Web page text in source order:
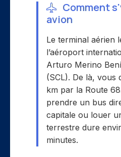
Comment
avion
Le terminal aérien
l’aéroport
Arturo Merino
(SCL). De là, vous
km par la Route
prendre un bus
capitale ou louer
terrestre dure
minutes.